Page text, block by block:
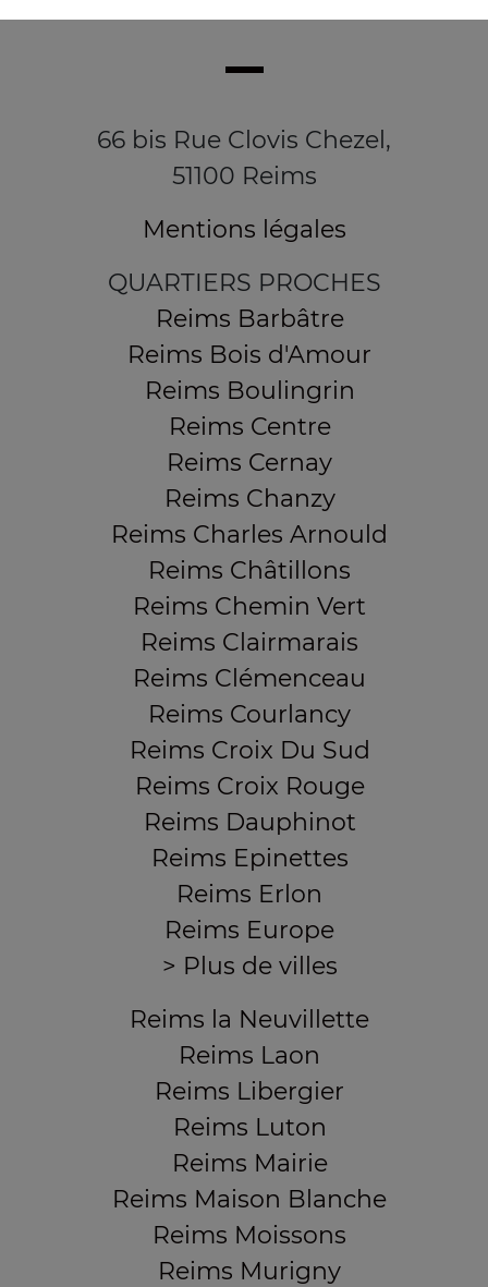
66 bis Rue Clovis Chezel,
51100 Reims
Mentions légales
QUARTIERS PROCHES
Reims Barbâtre
Reims Bois d'Amour
Reims Boulingrin
Reims Centre
Reims Cernay
Reims Chanzy
Reims Charles Arnould
Reims Châtillons
Reims Chemin Vert
Reims Clairmarais
Reims Clémenceau
Reims Courlancy
Reims Croix Du Sud
Reims Croix Rouge
Reims Dauphinot
Reims Epinettes
Reims Erlon
Reims Europe
> Plus de villes
Reims la Neuvillette
Reims Laon
Reims Libergier
Reims Luton
Reims Mairie
Reims Maison Blanche
Reims Moissons
Reims Murigny